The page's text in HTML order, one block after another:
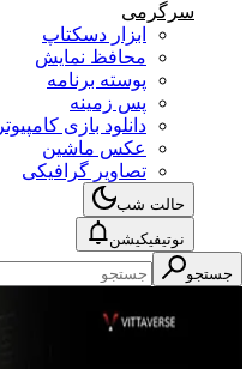
سرگرمی
ابزار دسکتاپ
محافظ نمایش
پوسته برنامه
پس زمینه
دانلود بازی کامپیوتر
عکس ماشین
تصاویر گرافیکی
حالت شب
نوتیفیکیشن
جستجو